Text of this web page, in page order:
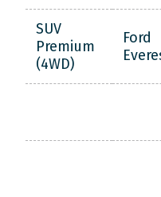
SUV
Premium
(4WD)
Ford